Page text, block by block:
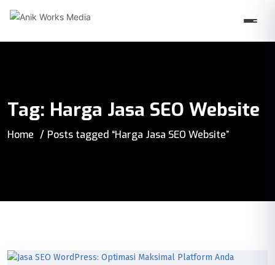
Tag: Harga Jasa SEO Website
Home Posts tagged “Harga Jasa SEO Website”